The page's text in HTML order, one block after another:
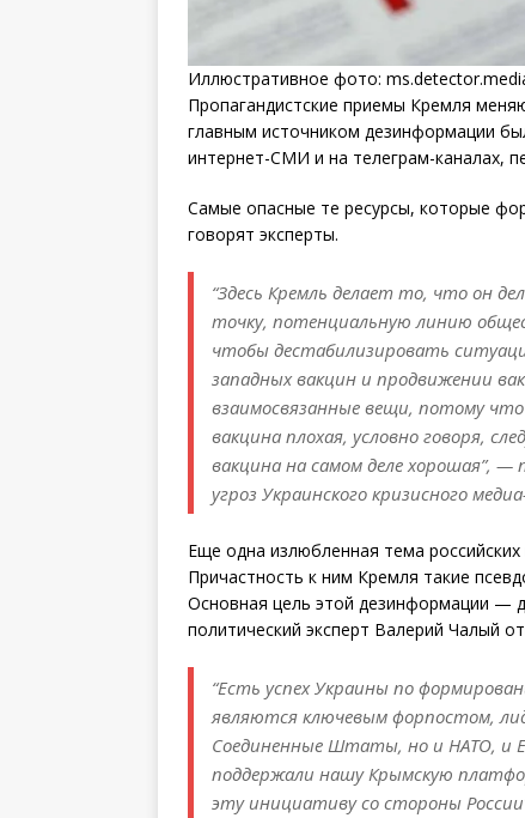
Иллюстративное фото:
Пропагандистские приемы Кремля
главным источником дезинформации
интернет-СМИ и на телеграм-каналах,
Самые опасные те ресурсы, которые
говорят эксперты.
“Здесь Кремль делает то, что он
точку, потенциальную линию
чтобы дестабилизировать
западных вакцин и продвижении
взаимосвязанные вещи, потому
вакцина плохая, условно говоря,
вакцина на самом деле хорошая”, —
угроз Украинского кризисного
Еще одна излюбленная тема
Причастность к ним Кремля такие
Основная цель этой дезинформации —
политический эксперт Валерий Чалый
“Есть успех Украины по
являются ключевым форпостом,
Соединенные Штаты, но и НАТО, и
поддержали нашу Крымскую
эту инициативу со стороны